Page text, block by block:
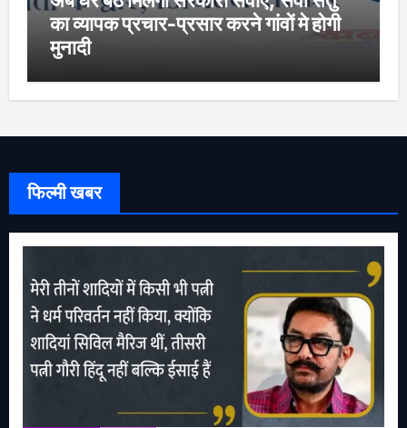
का व्यापक प्रचार-प्रसार करने गांवों मे होगी
मुनादी
फिल्मी खबर